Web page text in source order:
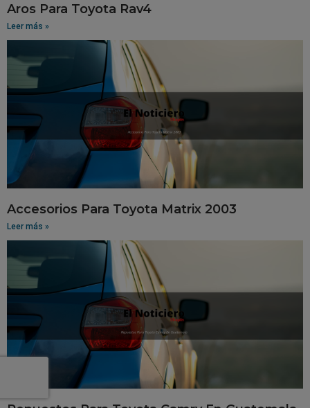
Aros Para Toyota Rav4
Leer más »
Accesorios Para Toyota Matrix 2003
Leer más »